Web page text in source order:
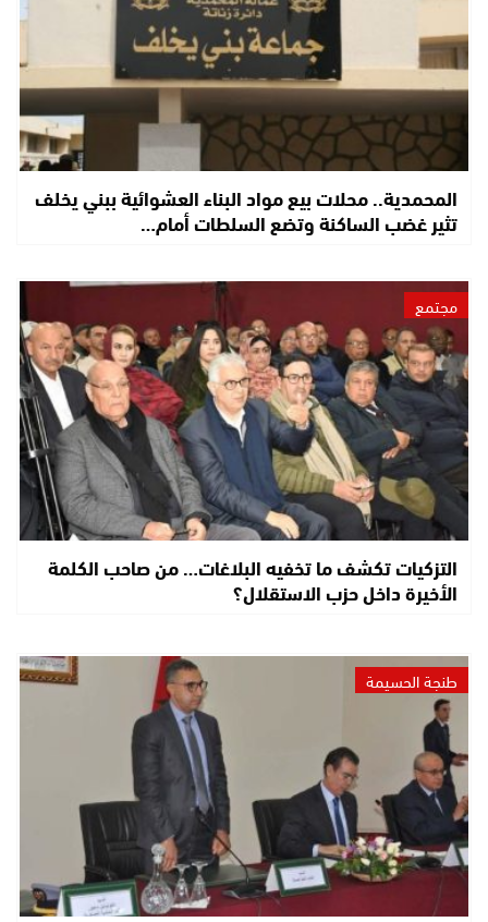
المحمدية.. محلات بيع مواد البناء العشوائية ببني يخلف
تثير غضب الساكنة وتضع السلطات أمام…
مجتمع
التزكيات تكشف ما تخفيه البلاغات… من صاحب الكلمة
الأخيرة داخل حزب الاستقلال؟
طنجة الحسيمة